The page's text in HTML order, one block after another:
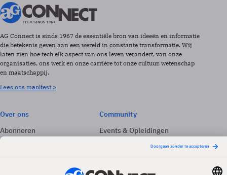
AG Connect is sinds 1967 de essentiële bron van ideeën en informatie
die betekenis geven aan een wereld in constante transformatie. Wij
laten zien hoe tech elk aspect van ons leven verandert, van onze
organisaties, ons werk en onze carrière tot onze cultuur, wetenschap
en maatschappij.
Lees ons manifest >
Over ons
Abonneren
Adverteren
Community
Events & Opleidingen